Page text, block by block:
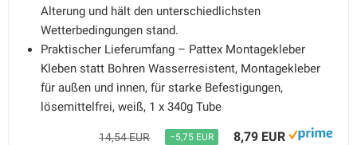
Alterung und hält den unterschiedlichsten
Wetterbedingungen stand.
Praktischer Lieferumfang – Pattex Montagekleber
Kleben statt Bohren Wasserresistent, Montagekleber
für außen und innen, für starke Befestigungen,
lösemittelfrei, weiß, 1 x 340g Tube
14,54 EUR −5,75 EUR 8,79 EUR